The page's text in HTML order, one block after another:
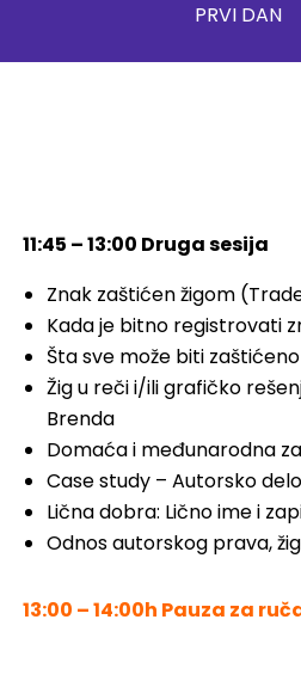
PRVI DAN
11:45 – 13:00 Druga sesija
Znak zaštićen žigom
Kada je bitno registrovati
Šta sve može biti
Žig u reči i/ili grafičko
Brenda
Domaća i međunarodna
Case study – Autorsko
Lična dobra: Lično ime i
Odnos autorskog prava,
13:00 – 14:00h Pauza za